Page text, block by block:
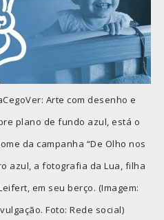
Arte com desenho e
plano de fundo azul, está o
da campanha “De Olho nos
azul, a fotografia da Lua, filha
em seu berço. (Imagem:
Foto: Rede social)